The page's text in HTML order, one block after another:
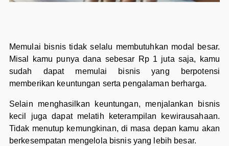
Memulai bisnis tidak selalu membutuhkan modal besar.
Misal kamu punya dana sebesar Rp 1 juta saja, kamu
sudah dapat memulai bisnis yang berpotensi
memberikan keuntungan serta pengalaman berharga.
Selain menghasilkan keuntungan, menjalankan bisnis
kecil juga dapat melatih keterampilan kewirausahaan.
Tidak menutup kemungkinan, di masa depan kamu akan
berkesempatan mengelola bisnis yang lebih besar.